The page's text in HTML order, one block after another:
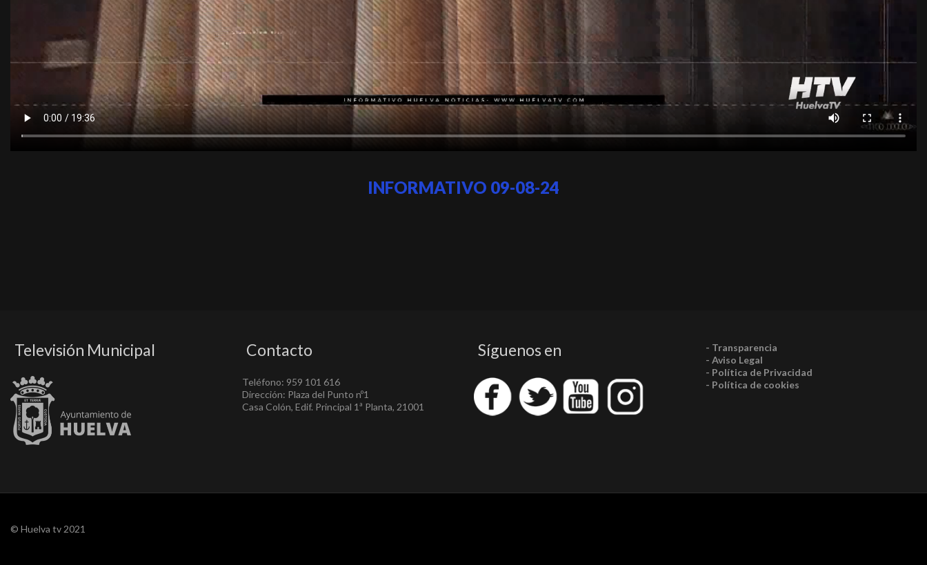
INFORMATIVO 09-08-24
Televisión Municipal Contacto
Teléfono: 959 101 616
Dirección: Plaza del Punto nº1
Casa Colón, Edif. Principal 1ª Planta, 21001
Síguenos en
- Transparencia
- Aviso Legal
- Política de Privacidad
- Política de cookies
© Huelva tv 2021